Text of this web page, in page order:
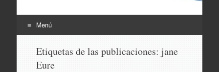
Menú
contenido
Etiquetas de las publicaciones: jane
Eure